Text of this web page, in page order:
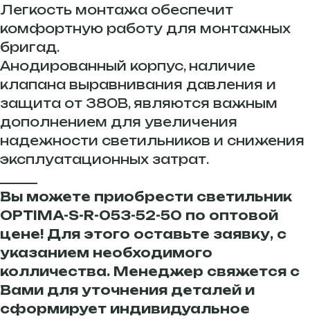
Легкость монтажа обеспечит
комфортную работу для монтажных
бригад.
Анодированный корпус, наличие
клапана выравнивания давления и
защита от 380В, являются важным
дополнением для увеличения
надежности светильников и снижения
эксплуатационных затрат.
Вы можете приобрести светильник
OPTIMA-S-R-053-52-50 по оптовой
цене! Для этого оставьте заявку, с
указанием необходимого
колличества. Менеджер свяжется с
Вами для уточнения деталей и
сформирует индивидуальное